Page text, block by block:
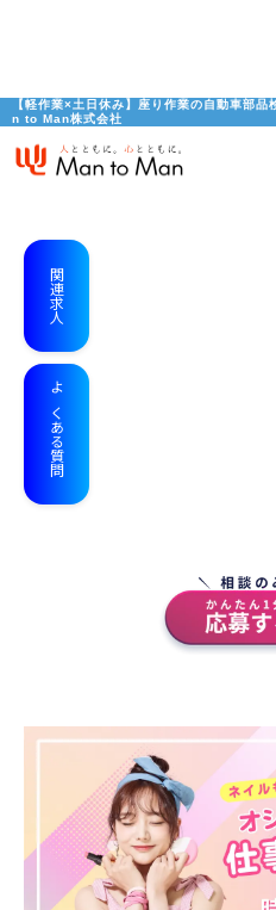
【軽作業×土日休み】座り作業の自動車部
n to Man株式会社
関連求人
よくある質問